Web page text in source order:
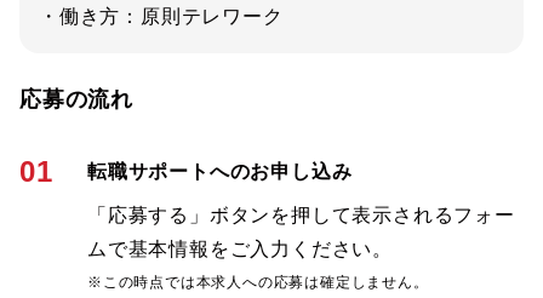
・働き方：原則テレワーク
応募の流れ
01 転職サポートへのお申し込み
「応募する」ボタンを押して表示されるフォー
ムで基本情報をご入力ください。
※この時点では本求人への応募は確定しません。